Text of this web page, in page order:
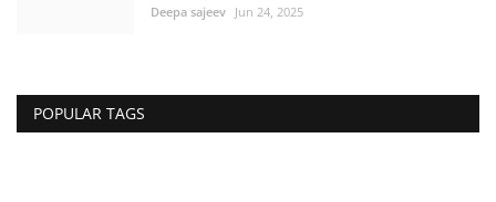
Deepa sajeev Jun 24, 2025
POPULAR TAGS